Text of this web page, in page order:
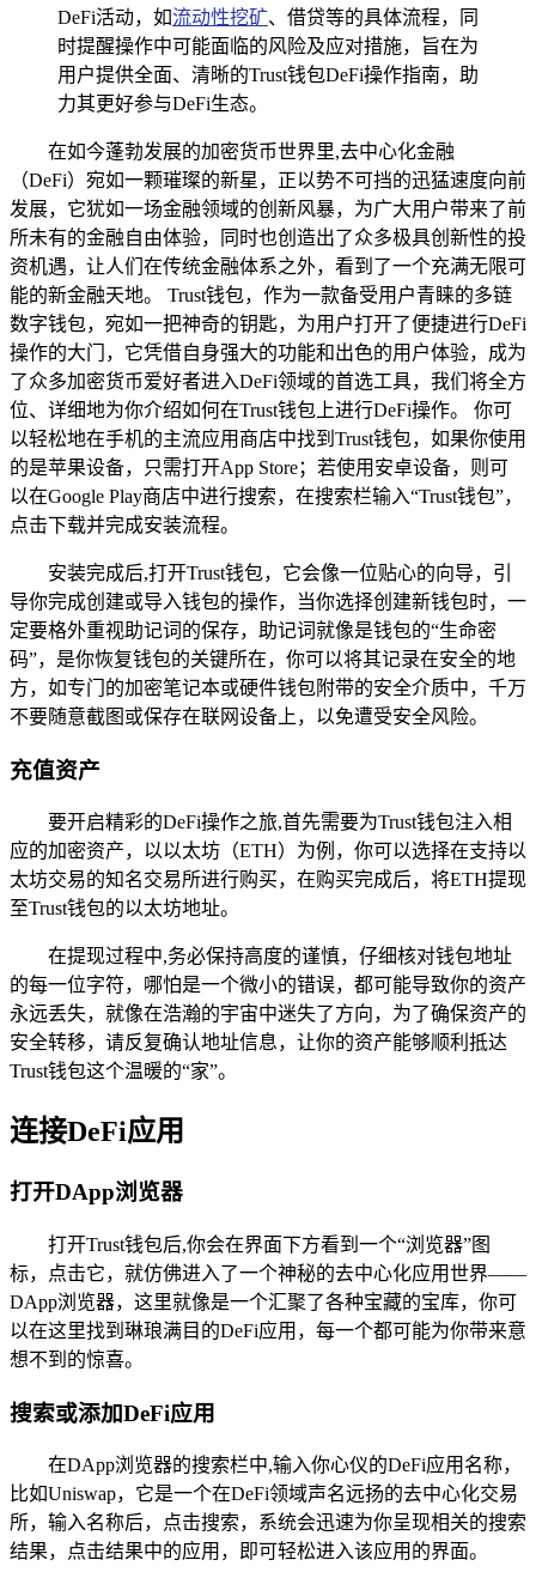
DeFi活动，如流动性挖矿、借贷等的具体流程，同
时提醒操作中可能面临的风险及应对措施，旨在为
用户提供全面、清晰的Trust钱包DeFi操作指南，助
力其更好参与DeFi生态。
在如今蓬勃发展的加密货币世界里,去中心化金融
（DeFi）宛如一颗璀璨的新星，正以势不可挡的迅猛速度向前
发展，它犹如一场金融领域的创新风暴，为广大用户带来了前
所未有的金融自由体验，同时也创造出了众多极具创新性的投
资机遇，让人们在传统金融体系之外，看到了一个充满无限可
能的新金融天地。 Trust钱包，作为一款备受用户青睐的多链
数字钱包，宛如一把神奇的钥匙，为用户打开了便捷进行DeFi
操作的大门，它凭借自身强大的功能和出色的用户体验，成为
了众多加密货币爱好者进入DeFi领域的首选工具，我们将全方
位、详细地为你介绍如何在Trust钱包上进行DeFi操作。 你可
以轻松地在手机的主流应用商店中找到Trust钱包，如果你使用
的是苹果设备，只需打开App Store；若使用安卓设备，则可
以在Google Play商店中进行搜索，在搜索栏输入“Trust钱包”，
点击下载并完成安装流程。
安装完成后,打开Trust钱包，它会像一位贴心的向导，引
导你完成创建或导入钱包的操作，当你选择创建新钱包时，一
定要格外重视助记词的保存，助记词就像是钱包的“生命密
码”，是你恢复钱包的关键所在，你可以将其记录在安全的地
方，如专门的加密笔记本或硬件钱包附带的安全介质中，千万
不要随意截图或保存在联网设备上，以免遭受安全风险。
充值资产
要开启精彩的DeFi操作之旅,首先需要为Trust钱包注入相
应的加密资产，以以太坊（ETH）为例，你可以选择在支持以
太坊交易的知名交易所进行购买，在购买完成后，将ETH提现
至Trust钱包的以太坊地址。
在提现过程中,务必保持高度的谨慎，仔细核对钱包地址
的每一位字符，哪怕是一个微小的错误，都可能导致你的资产
永远丢失，就像在浩瀚的宇宙中迷失了方向，为了确保资产的
安全转移，请反复确认地址信息，让你的资产能够顺利抵达
Trust钱包这个温暖的“家”。
连接DeFi应用
打开DApp浏览器
打开Trust钱包后,你会在界面下方看到一个“浏览器”图
标，点击它，就仿佛进入了一个神秘的去中心化应用世界——
DApp浏览器，这里就像是一个汇聚了各种宝藏的宝库，你可
以在这里找到琳琅满目的DeFi应用，每一个都可能为你带来意
想不到的惊喜。
搜索或添加DeFi应用
在DApp浏览器的搜索栏中,输入你心仪的DeFi应用名称，
比如Uniswap，它是一个在DeFi领域声名远扬的去中心化交易
所，输入名称后，点击搜索，系统会迅速为你呈现相关的搜索
结果，点击结果中的应用，即可轻松进入该应用的界面。